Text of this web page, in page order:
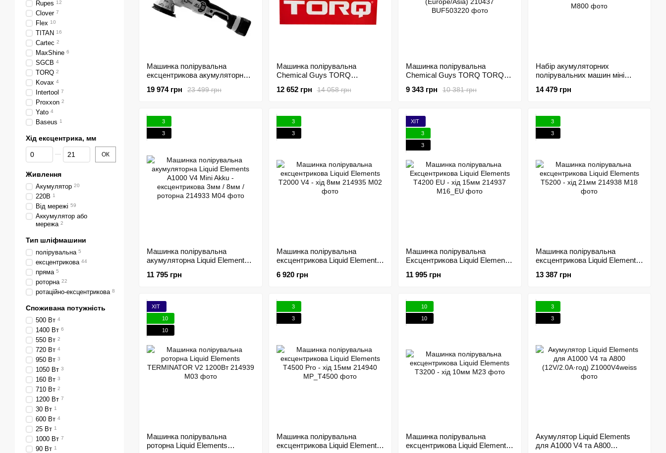
Машинка полірувальна
ексцентрикова акумуляторна
15мм
23 499 грн
19 974 грн
Машинка полірувальна
Chemical Guys TORQ
Polisher, 220V (Europe/Asia)
14 058 грн
12 652 грн
Машинка полірувальна
Chemical Guys TORQ TORQX
(Europe/Asia) 210437
10 381 грн
9 343 грн
Набір акумуляторних
полірувальних машин міні
214931
14 479 грн
3
3
Машинка полірувальна
акумуляторна Liquid Elements
ексцентрикова 3мм / 8мм /
11 795 грн
3
3
Машинка полірувальна
ексцентрикова Liquid Elements
6 920 грн
ХІТ
3
3
Машинка полірувальна
Ексцентрикова Liquid Elements
11 995 грн
3
3
Машинка полірувальна
ексцентрикова Liquid Elements
13 387 грн
ХІТ
10
10
Машинка полірувальна
роторна Liquid Elements
3
3
Машинка полірувальна
ексцентрикова Liquid Elements
10
10
Машинка полірувальна
ексцентрикова Liquid Elements
3
3
Акумулятор Liquid Elements
для A1000 V4 та A800
Rupes 12
Clover 7
Flex 10
TITAN 16
Cartec 2
MaxShine 6
SGCB 4
TORQ 2
Kovax 4
Intertool 7
Proxxon 2
Yato 4
Baseus 1
Хід ексцентрика, мм
Від Хід ексцентрика, мм
До Хід ексцентрика, мм ОК
Живлення
Акумулятор 20
220В 1
Від мережі 59
Аккумулятор або
мережа 2
Тип шліфмашини
полірувальна 5
ексцентрикова 44
пряма 5
роторна 22
ротаційно-ексцентрикова 8
Споживана потужність
500 Вт 4
1400 Вт 6
550 Вт 2
720 Вт 4
950 Вт 3
1050 Вт 3
160 Вт 3
710 Вт 2
1200 Вт 7
30 Вт 1
600 Вт 4
25 Вт 1
1000 Вт 7
90 Вт 1